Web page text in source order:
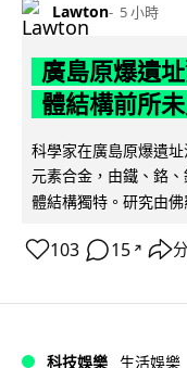
Lawton 5 小時
廣島原爆遺
體結構前所
科學家在廣島原爆遺
元素合金，由鐵、鉻
體結構獨特。研究由
103 15 ↗
科技娛樂 生活娛樂